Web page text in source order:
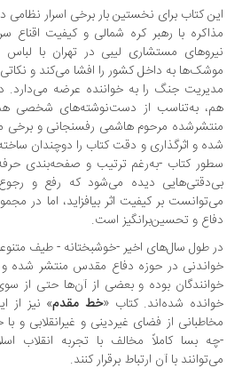
كتاب برای نخستین بار برخی اسرار نظامی دوران
با رهبر كره شمالی و كیفیت اقناع
مستشاری لیبی در تهران با لباس سپاه و
به داخل كشور را افشا می‌کند و نكاتی بسیار
جنگ را به خواننده عرضه می‌دارد. در
به‌تناسب از دست‌نوشته‌های شخصی همسر
مرحوم هاشمی رفسنجانی و برخی
و اثرگذاری و دقت كتاب را دوچندان ساخته
كتاب -به‌رغم ترتیب و صفحه‌بندی حرفه‌ای-
دیده می‌شود كه رفع و رجوع همین
بر كیفیت اثر بیافزاید، اما در مجموع
و تحسین‌برانگیز است.
طول سال‌های اخیر -خوشبختانه - طیف متنوعی از
در حوزه دفاع مقدس منتشر شده و مورد
بوده و بعضی از آن‌ها حتى از سوی
شده‌اند. كتاب «خط مقدم» نیز از
از فضای غیردینی و غیرانقلابی و با حال
بسا کاملاً مخالف با تجربه انقلاب
با آن ارتباط برقرار كنند.